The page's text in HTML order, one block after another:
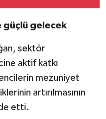
gelecek
sektör
aktif katkı
mezuniyet
artırılmasının
etti.